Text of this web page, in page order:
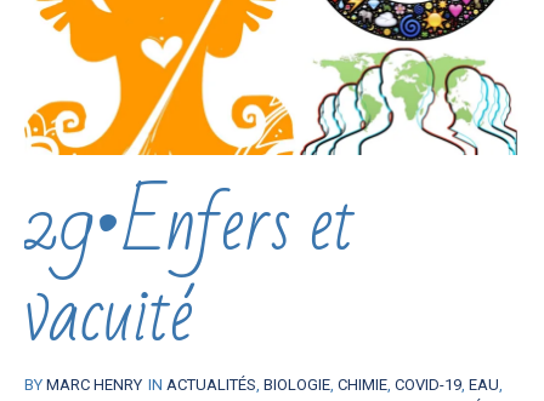
29•Enfers et
vacuité
BY MARC HENRY IN ACTUALITÉS, BIOLOGIE, CHIMIE, COVID-19, EAU,